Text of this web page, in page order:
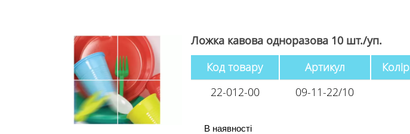
Ложка кавова одноразова 10 шт./уп.
Код товару
Артикул Колір
22-012-00
09-11-22/10
В наявності